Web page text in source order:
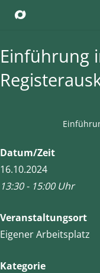
Einführung
Datum/Zeit
16.10.2024
13:30 - 15:00 Uhr
Veranstaltungsort
Eigener Arbeitsplatz
Kategorie